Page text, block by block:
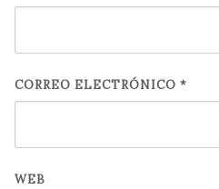
CORREO ELECTRÓNICO *
WEB